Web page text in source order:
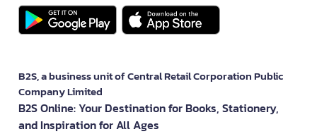
B2S, a business unit of Central Retail Corporation Public
Company Limited
B2S Online: Your Destination for Books, Stationery,
and Inspiration for All Ages